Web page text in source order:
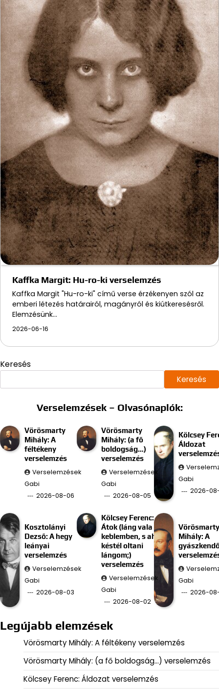
Kaffka Margit: Hu-ro-ki verselemzés
Kaffka Margit "Hu-ro-ki" című verse érzékenyen szól az
emberi létezés határairól, magányról és kiútkeresésről.
Elemzésünk…
2026-06-16
Keresés
Keresés
Verselemzések – Olvasónaplók:
Vörösmarty
Mihály: A
féltékeny
verselemzés
Verselemzések
Gabi
2026-08-06
Vörösmarty
Mihály: (a fő
boldogság…)
verselemzés
Verselemzések
Gabi
2026-08-05
Kölcsey
Áldozat
Gabi
2026-
Kosztolányi
Dezső: A hegy
leányai
verselemzés
Verselemzések
Gabi
2026-08-03
Kölcsey Ferenc:
Átok (láng vala
keblemben, s ah
késtél oltani
lángom;)
verselemzés
Verselemzések
Gabi
2026-08-02
Vörösmarty
Mihály: A
Gabi
2026-
Legújabb elemzések
Vörösmarty Mihály: A féltékeny verselemzés
Vörösmarty Mihály: (a fő boldogság…) verselemzés
Kölcsey Ferenc: Áldozat verselemzés